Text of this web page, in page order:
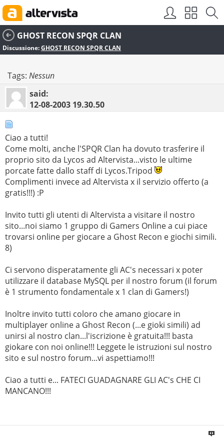
GHOST RECON SPQR CLAN
Discussione:GHOST RECON SPQR CLAN
Tags: Nessun
said:
12-08-2003 19.30.50
Ciao a tutti!
Come molti, anche l'SPQR Clan ha dovuto trasferire il
proprio sito da Lycos ad Altervista...visto le ultime
porcate fatte dallo staff di Lycos.Tripod
Complimenti invece ad Altervista x il servizio offerto (a
gratis!!!) :P
Invito tutti gli utenti di Altervista a visitare il nostro
sito...noi siamo 1 gruppo di Gamers Online a cui piace
trovarsi online per giocare a Ghost Recon e giochi simili.
8)
Ci servono disperatamente gli AC's necessari x poter
utilizzare il database MySQL per il nostro forum (il forum
è 1 strumento fondamentale x 1 clan di Gamers!)
Inoltre invito tutti coloro che amano giocare in
multiplayer online a Ghost Recon (...e gioki simili) ad
unirsi al nostro clan...l'iscrizione è gratuita!!! basta
giokare con noi online!!! Leggete le istruzioni sul nostro
sito e sul nostro forum...vi aspettiamo!!!
Ciao a tutti e... FATECI GUADAGNARE GLI AC's CHE CI
MANCANO!!!